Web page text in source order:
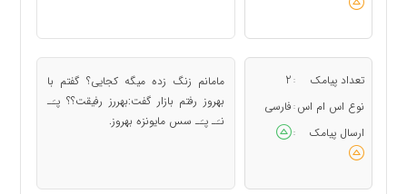
تعداد پیامک :
2
نوع اس ام اس : فارسی
ارسال پیامک
:
مامانم زنگ زده میگه کجایی؟ گفتم با
بهروز رفتم بازار گفت:بهررز رفیقت؟؟ پـَـ
نـَـ پـَـ سس مایونزه بهروز.